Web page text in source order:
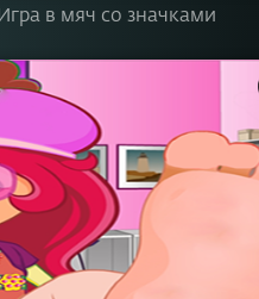
в мяч со значками